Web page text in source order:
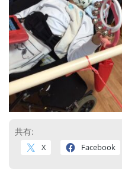
共有:
X Facebook